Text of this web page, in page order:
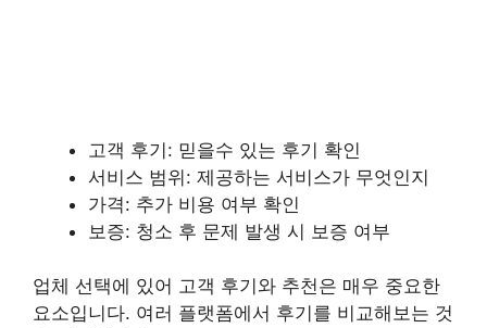
고객 후기: 믿을수 있는 후기 확인
서비스 범위: 제공하는 서비스가 무엇인지
가격: 추가 비용 여부 확인
보증: 청소 후 문제 발생 시 보증 여부
업체 선택에 있어 고객 후기와 추천은 매우 중요한
요소입니다. 여러 플랫폼에서 후기를 비교해보는 것